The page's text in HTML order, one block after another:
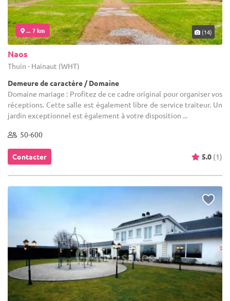
... 7 km (14)
Naos
Thuin - Hainaut (WHT)
Demeure de caractère / Domaine
Domaine mariage : Profitez de ce cadre original pour organiser vos
réceptions. Cette salle est également libre de service traiteur. Un
jardin exceptionnel est également à votre disposition ...
50-600
Contacter 5.0 (1)